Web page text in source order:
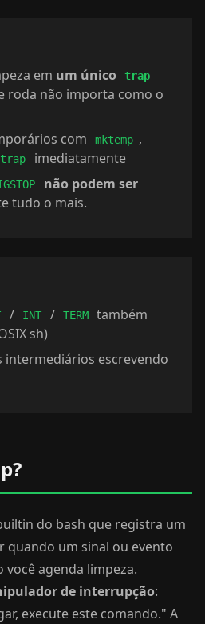
em um único
trap
roda não importa como o
com
mktemp ,
trap imediatamente
não podem ser
tudo o mais.
/ INT / TERM
também
sh)
intermediários escrevendo
do bash que registra um
quando um sinal ou evento
você agenda limpeza.
de interrupção:
execute este comando." A